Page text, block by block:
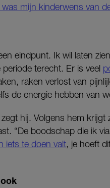
mijn kinderwens van
eindpunt. Ik wil laten
terecht. Er is veel
raken verlost van
de energie hebben van
hij. Volgens hem krijgt
“De boodschap die ik
iets te doen valt, je hoeft